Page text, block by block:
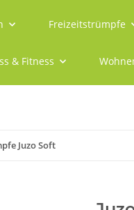
Freizeitstrümpfe
& Fitness
Juzo Soft